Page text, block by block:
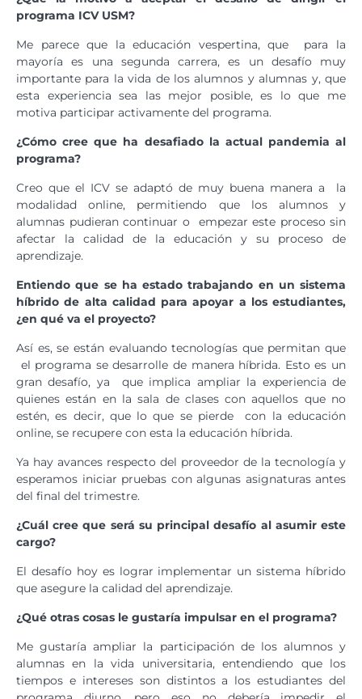
programa ICV USM?
Me parece que la educación vespertina, que para la
mayoría es una segunda carrera, es un desafío muy
importante para la vida de los alumnos y alumnas y, que
esta experiencia sea las mejor posible, es lo que me
motiva participar activamente del programa.
¿Cómo cree que ha desafiado la actual pandemia al
programa?
Creo que el ICV se adaptó de muy buena manera a la
modalidad online, permitiendo que los alumnos y
alumnas pudieran continuar o empezar este proceso sin
afectar la calidad de la educación y su proceso de
aprendizaje.
Entiendo que se ha estado trabajando en un sistema
híbrido de alta calidad para apoyar a los estudiantes,
¿en qué va el proyecto?
Así es, se están evaluando tecnologías que permitan que
el programa se desarrolle de manera híbrida. Esto es un
gran desafío, ya que implica ampliar la experiencia de
quienes están en la sala de clases con aquellos que no
estén, es decir, que lo que se pierde con la educación
online, se recupere con esta la educación híbrida.
Ya hay avances respecto del proveedor de la tecnología y
esperamos iniciar pruebas con algunas asignaturas antes
del final del trimestre.
¿Cuál cree que será su principal desafío al asumir este
cargo?
El desafío hoy es lograr implementar un sistema híbrido
que asegure la calidad del aprendizaje.
¿Qué otras cosas le gustaría impulsar en el programa?
Me gustaría ampliar la participación de los alumnos y
alumnas en la vida universitaria, entendiendo que los
tiempos e intereses son distintos a los estudiantes del